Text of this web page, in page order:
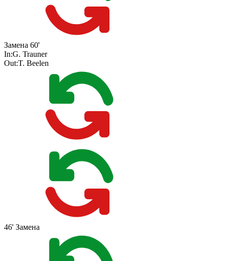
Замена 60'
In:G. Trauner
Out:T. Beelen
46' Замена